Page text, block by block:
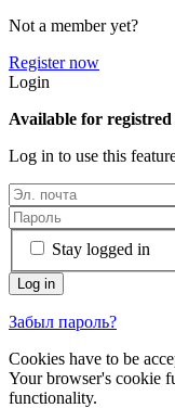
Not a member yet?
Register now
Login
Available for registred
Log in to use this
Stay logged in
Забыл пароль?
Cookies have to be
Your browser's cookie
functionality.